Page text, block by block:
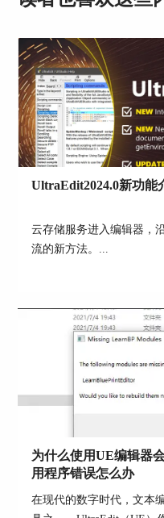
图6：
如图7所示，在“规则
UltraEdit2024.0新功能
云存储服务进入编辑器，
流的新方法。...
为什么使用UE编辑器
用程序错误怎么办
在现代的数字时代，文本